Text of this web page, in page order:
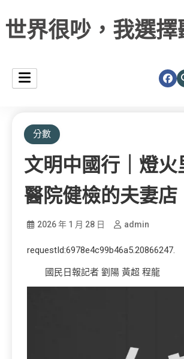
世界很吵，我選
分數
文明中國行｜燈火
醫院健檢的夫妻店
2026 年 1 月 28 日 admin
requestId:6978e4c99b46a5.20866247.
國民日報記者 劉 陽 黃超 程龍